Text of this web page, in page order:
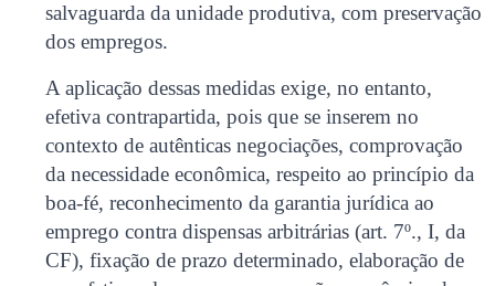
salvaguarda da unidade produtiva, com preservação
dos empregos.
A aplicação dessas medidas exige, no entanto,
efetiva contrapartida, pois que se inserem no
contexto de autênticas negociações, comprovação
da necessidade econômica, respeito ao princípio da
boa-fé, reconhecimento da garantia jurídica ao
emprego contra dispensas arbitrárias (art. 7º., I, da
CF), fixação de prazo determinado, elaboração de